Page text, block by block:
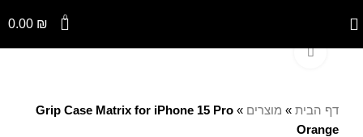
0
0.00 ₪
Click to enlarge
דף הבית » מוצרים »
Grip Case Matrix for iPhone 15 Pro
Orange